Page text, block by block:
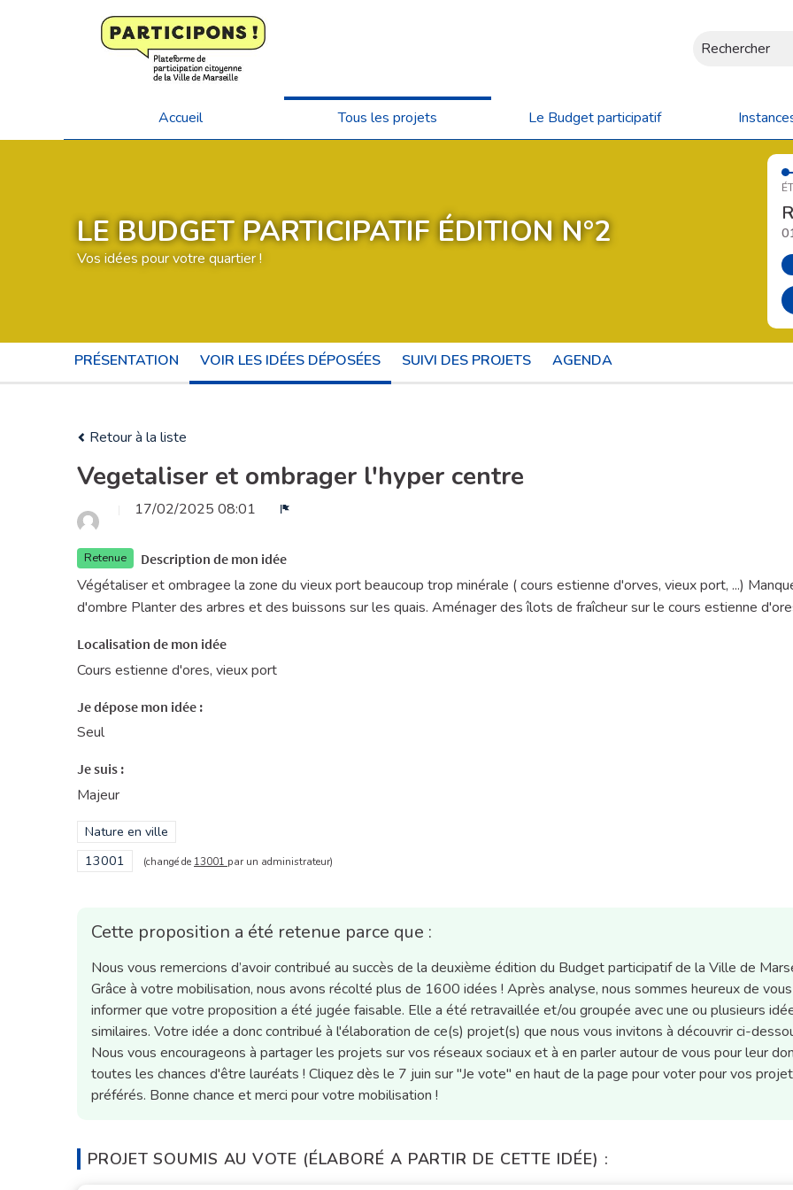
Rechercher
Accueil Tous les projets Le Budget participatif
LE BUDGET PARTICIPATIF ÉDITION N°2
Vos idées pour votre quartier !
PRÉSENTATION VOIR LES IDÉES DÉPOSÉES SUIVI DES PROJETS AGENDA
Retour à la liste
Vegetaliser et ombrager l'hyper centre
17/02/2025 08:01
Retenue Description de mon idée
Végétaliser et ombragee la zone du vieux port beaucoup trop minérale ( cours estienne d'orves, vieux port, ...)
d'ombre Planter des arbres et des buissons sur les quais. Aménager des îlots de fraîcheur sur le cours estienne
Localisation de mon idée
Cours estienne d'ores, vieux port
Je dépose mon idée :
Seul
Je suis :
Majeur
Filtrer les résultats de la catégorie : Nature en ville
Nature en ville
Filtrer les résultats pour le secteur : 13001
13001 (changé de 13001 par un administrateur)
Cette proposition a été retenue parce que :
Nous vous remercions d’avoir contribué au succès de la deuxième édition du Budget participatif de la Ville de
Grâce à votre mobilisation, nous avons récolté plus de 1600 idées ! Après analyse, nous sommes heureux de vous
informer que votre proposition a été jugée faisable. Elle a été retravaillée et/ou groupée avec une ou plusieurs
similaires. Votre idée a donc contribué à l'élaboration de ce(s) projet(s) que nous vous invitons à découvrir ci-
Nous vous encourageons à partager les projets sur vos réseaux sociaux et à en parler autour de vous pour leur
toutes les chances d'être lauréats ! Cliquez dès le 7 juin sur "Je vote" en haut de la page pour voter pour vos
préférés. Bonne chance et merci pour votre mobilisation !
PROJET SOUMIS AU VOTE (ÉLABORÉ A PARTIR DE CETTE IDÉE) :